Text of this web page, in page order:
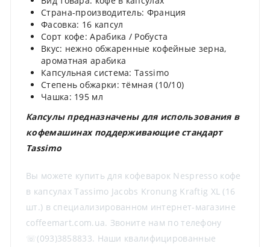
Страна-производитель: Франция
Фасовка: 16 капсул
Сорт кофе: Арабика / Робуста
Вкус: нежно обжаренные кофейные зерна,
ароматная арабика
Капсульная система: Tassimo
Степень обжарки: тёмная (10/10)
Чашка: 195 мл
Капсулы предназначены для использования в
кофемашинах поддерживающие стандарт
Tassimo
Вы можете купить для кофеварок Nespresso кофе
в капсулах Tassimo Jacobs Kronung Kraftig XL (16
шт.) в специализированном интернет-магазине
coffeemart.com.ua. Звоните нам по телефону
☏(093)3858833. Наши квалифицированные